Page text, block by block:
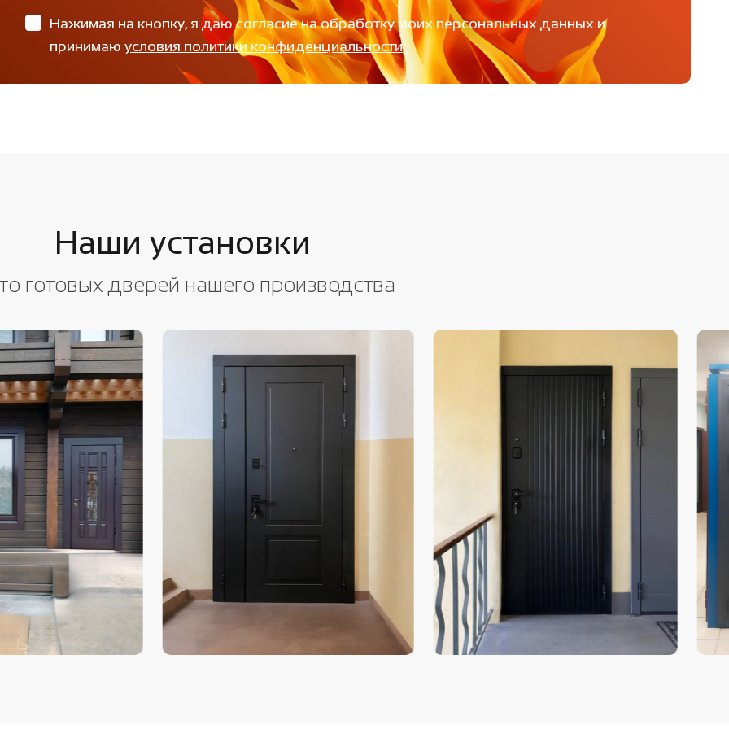
Нажимая на кнопку, я даю согласие на обработку моих персональных данных и
принимаю условия политики конфиденциальности.
Наши установки
готовых дверей нашего производства